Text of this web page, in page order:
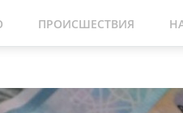
ПРОИСШЕСТВИЯ